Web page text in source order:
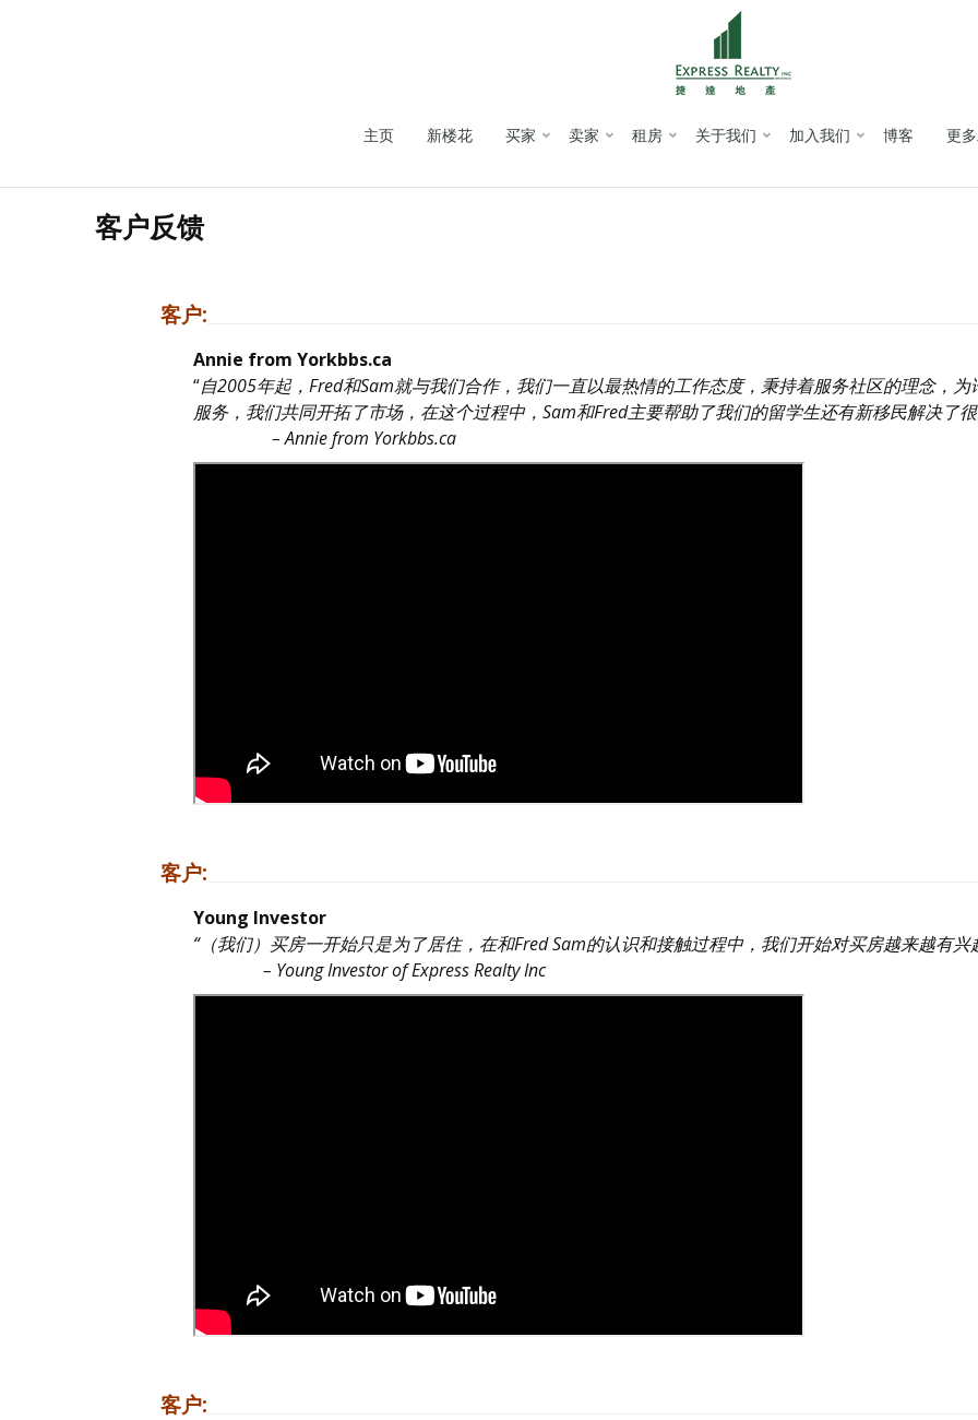
主页 新楼花 买家 卖家 租房 关于我们 加入我们 博客 更
客户反馈
客户:
Annie from Yorkbbs.ca
“自2005年起，Fred和Sam就与我们合作，我们一直以最热情的工作态度，秉持着服务社区的理念，
服务，我们共同开拓了市场，在这个过程中，Sam和Fred主要帮助了我们的留学生还有新移民解决了
– Annie from Yorkbbs.ca
客户:
Young Investor
“（我们）买房一开始只是为了居住，在和Fred Sam的认识和接触过程中，我们开始对买房越来越有
– Young Investor of Express Realty Inc
客户: